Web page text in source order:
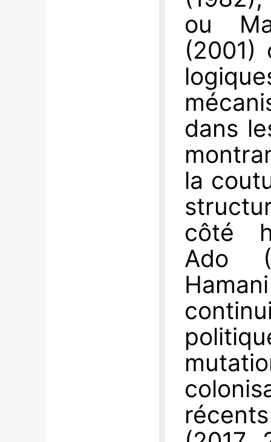
ou
(2001)
dans
la
côté
Ado